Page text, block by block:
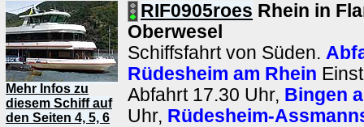
Mehr Infos zu
diesem Schiff auf
den Seiten 4, 5, 6
RIF0905roes Rhein in
Oberwesel
Schiffsfahrt von Süden.
Rüdesheim am Rhein
Abfahrt 17.30 Uhr, Bingen
Uhr, Rüdesheim-